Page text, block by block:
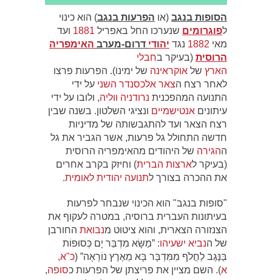
הסופות בנגב (או הפרעות בנגב) הוא כינוי
לפוגרומים שנערכו החל באפריל 1881 ועד
מאי 1882 נגד יהודי דרום-מערב האימפריה
הרוסית (בעיקר בחבלי
הארץ של אוקראינה של ימינו). הפרעות פרצו
לאחר רצח הצאר אלכסנדר השני על ידי
התנועה המהפכנית נרודניה ווליה, ולובו על ידי
עיתונים אנטישמיים ונציגי השלטון. בשנה שבין
רצח הצאר ועד להתגבשותה של מדיניות
חדשה התחולל גל פרעות, אשר הגביר את גל
ההגירה של היהודים מהאימפריה הרוסית
(בעיקר לארצות הברית) וחיזק בקרב אחרים
את ההכרה בצורך לתנועה יהודית לאומית.
"סופות בנגב" הוא הכינוי שנבחר לפרעות
בעיתונות העברית ברוסיה, במטרה לעקוף את
הצנזורה הצארית, והוא ציטוט מנבואת החורבן
של הנביא ישעיהו: ”מַשָּׂא מִדְבַּר יָם כְּסוּפוֹת
בַּנֶּגֶב לַחֲלֹף מִמִּדְבָּר בָּא מֵאֶרֶץ נוֹרָאָה” (כ"א,
א). השם מציין את פריצתן של הפרעות כסופה,